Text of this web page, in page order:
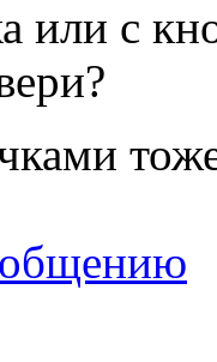
или с